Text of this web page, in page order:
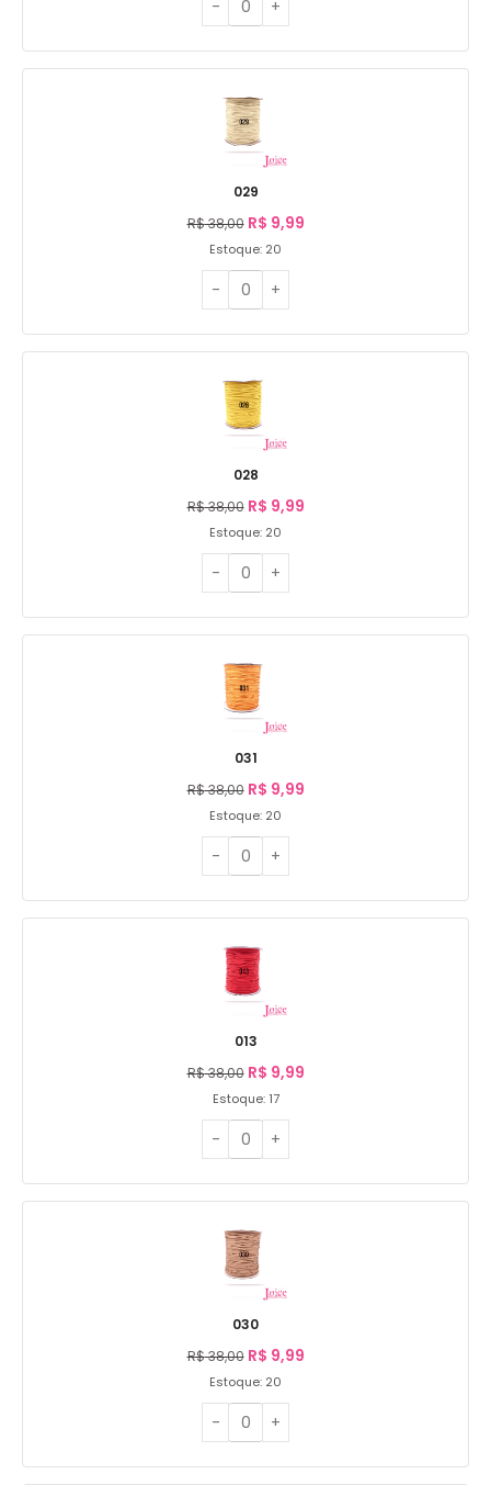
029
R$38,00 R$ 9,99
Estoque: 20
028
R$38,00 R$ 9,99
Estoque: 20
031
R$38,00 R$ 9,99
Estoque: 20
013
R$38,00 R$ 9,99
Estoque: 17
030
R$38,00 R$ 9,99
Estoque: 20